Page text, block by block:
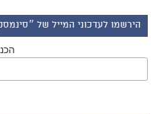
הירשמו לעדכוני המייל של